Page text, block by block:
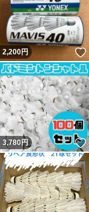
2,200円
3,780 円